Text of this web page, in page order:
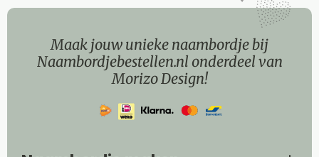
Maak jouw unieke naambordje bij
Naambordjebestellen.nl onderdeel van
Morizo Design!